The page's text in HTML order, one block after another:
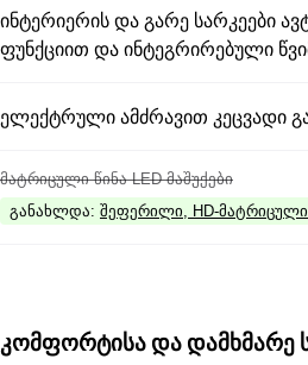
ინტერიერის და გარე სარკეები
ფუნქციით და ინტეგრირებული
ელექტრული ამძრავით კეცვადი
მატრიცული წინა LED მაშუქები
განახლდა: შეფერილი, HD-მატრიცული
კომფორტისა და დამხმარე